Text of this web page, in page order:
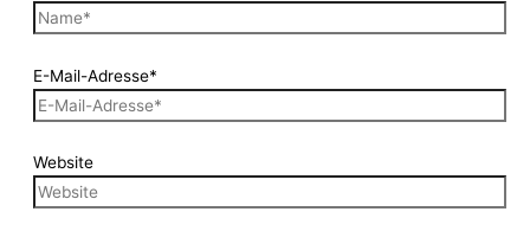
E-Mail-Adresse*
Website